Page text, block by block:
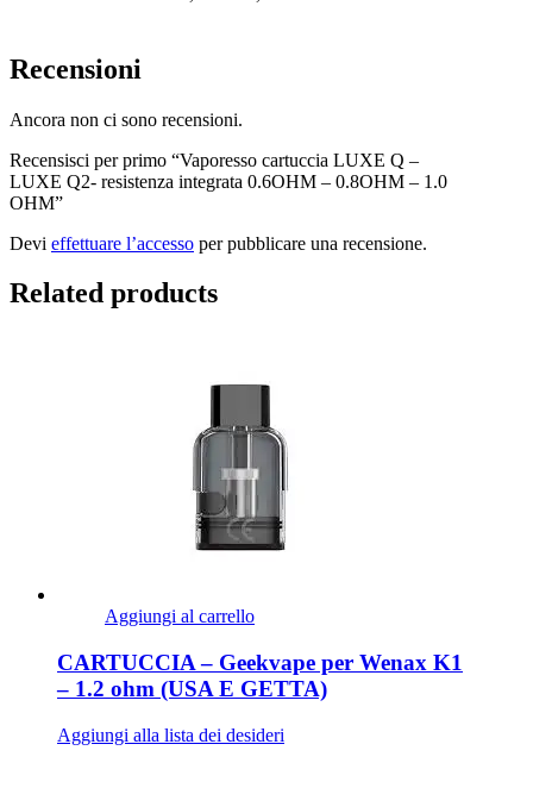
Recensioni
Ancora non ci sono recensioni.
Recensisci per primo “Vaporesso cartuccia LUXE Q –
LUXE Q2- resistenza integrata 0.6OHM – 0.8OHM – 1.0
OHM”
Devi effettuare l’accesso per pubblicare una recensione.
Related products
Aggiungi al carrello
CARTUCCIA – Geekvape per Wenax K1
– 1.2 ohm (USA E GETTA)
Aggiungi alla lista dei desideri